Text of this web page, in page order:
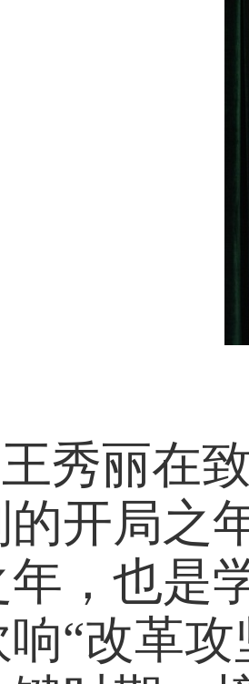
王秀丽在
的开局之
年，也是
响“改革